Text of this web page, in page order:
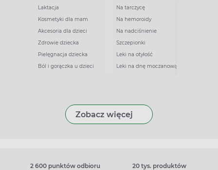
Laktacja
Kosmetyki dla mam
Akcesoria dla dzieci
Zdrowie dziecka
Pielęgnacja dziecka
Ból i gorączka u dzieci
Na tarczycę
Na hemoroidy
Na nadciśnienie
Szczepionki
Leki na otyłość
Leki na dnę moczanową
Zobacz więcej
2 600 punktów odbioru 20 tys. produktów